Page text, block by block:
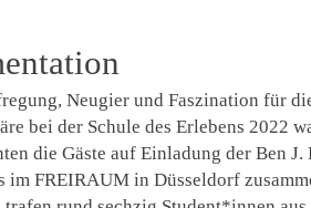
Neugier und Faszination für
bei der Schule des Erlebens 2022
die Gäste auf Einladung der Ben
im FREIRAUM in Düsseldorf